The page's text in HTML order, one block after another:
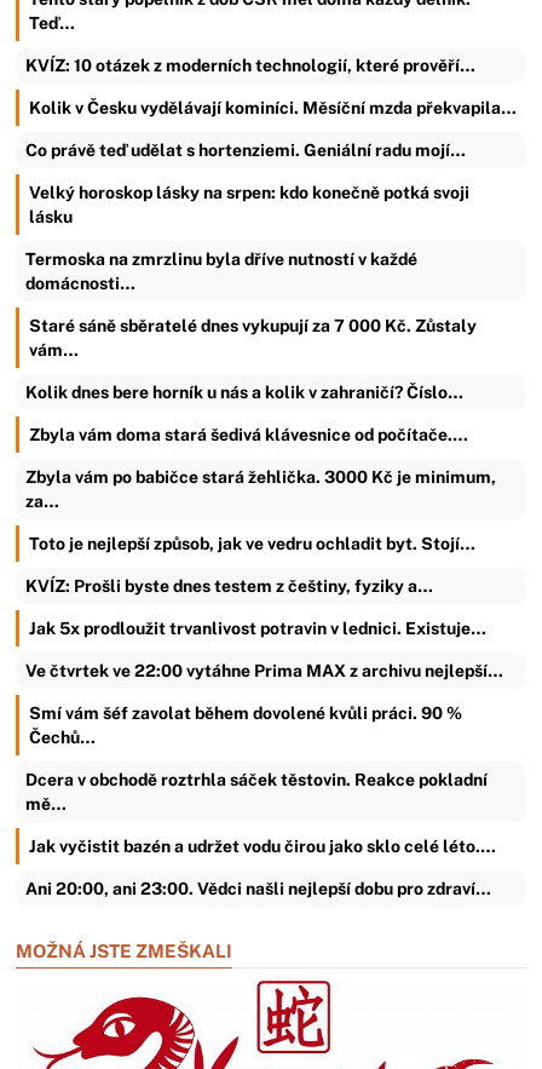
Teď…
KVÍZ: 10 otázek z moderních technologií, které prověří…
Kolik v Česku vydělávají kominíci. Měsíční mzda překvapila…
Co právě teď udělat s hortenziemi. Geniální radu mojí…
Velký horoskop lásky na srpen: kdo konečně potká svoji
lásku
Termoska na zmrzlinu byla dříve nutností v každé
domácnosti…
Staré sáně sběratelé dnes vykupují za 7 000 Kč. Zůstaly
vám…
Kolik dnes bere horník u nás a kolik v zahraničí? Číslo…
Zbyla vám doma stará šedivá klávesnice od počítače.…
Zbyla vám po babičce stará žehlička. 3000 Kč je minimum,
za…
Toto je nejlepší způsob, jak ve vedru ochladit byt. Stojí…
KVÍZ: Prošli byste dnes testem z češtiny, fyziky a…
Jak 5x prodloužit trvanlivost potravin v lednici. Existuje…
Ve čtvrtek ve 22:00 vytáhne Prima MAX z archivu nejlepší…
Smí vám šéf zavolat během dovolené kvůli práci. 90 %
Čechů…
Dcera v obchodě roztrhla sáček těstovin. Reakce pokladní
mě…
Jak vyčistit bazén a udržet vodu čirou jako sklo celé léto.…
Ani 20:00, ani 23:00. Vědci našli nejlepší dobu pro zdraví…
MOŽNÁ JSTE ZMEŠKALI